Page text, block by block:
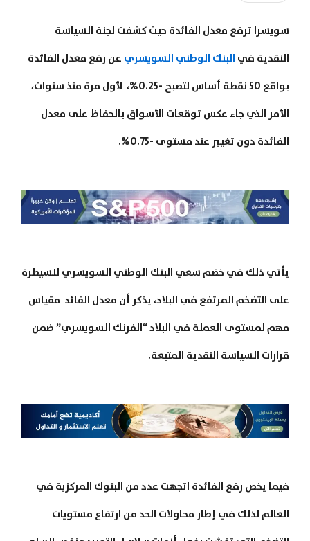
سويسرا ترفع معدل الفائدة حيث كشفت لجنة السياسة
النقدية في البنك الوطني السويسري عن رفع معدل الفائدة
بواقع 50 نقطة أساس لتصبح -0.25%، لأول مرة منذ سنوات،
الأمر الذي جاء عكس توقعات الأسواق بالحفاظ على معدل
الفائدة دون تغيير عند مستوى -0.75%.
يأتي ذلك في خضم سعي البنك الوطني السويسري للسيطرة
على التضخم المرتفع في البلاد، يذكر أن معدل الفائد مقياس
مهم لمستوى العملة في البلاد “الفرنك السويسري” ضمن
قرارات السياسة النقدية المتبعة.
فيما يخص رفع الفائدة اتجهت عدد من البنوك المركزية في
العالم لذلك في إطار محاولات الحد من ارتفاع مستويات